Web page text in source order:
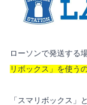
ローソンで発送する場
リボックス」を使う
「スマリボックス」